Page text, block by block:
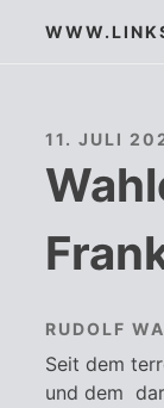
11. JULI
RUDOLF
Seit dem
und dem